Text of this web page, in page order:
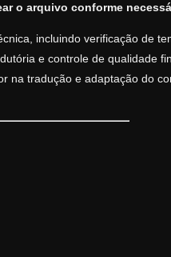
o arquivo conforme
incluindo verificação de
e controle de qualidade
na tradução e adaptação do